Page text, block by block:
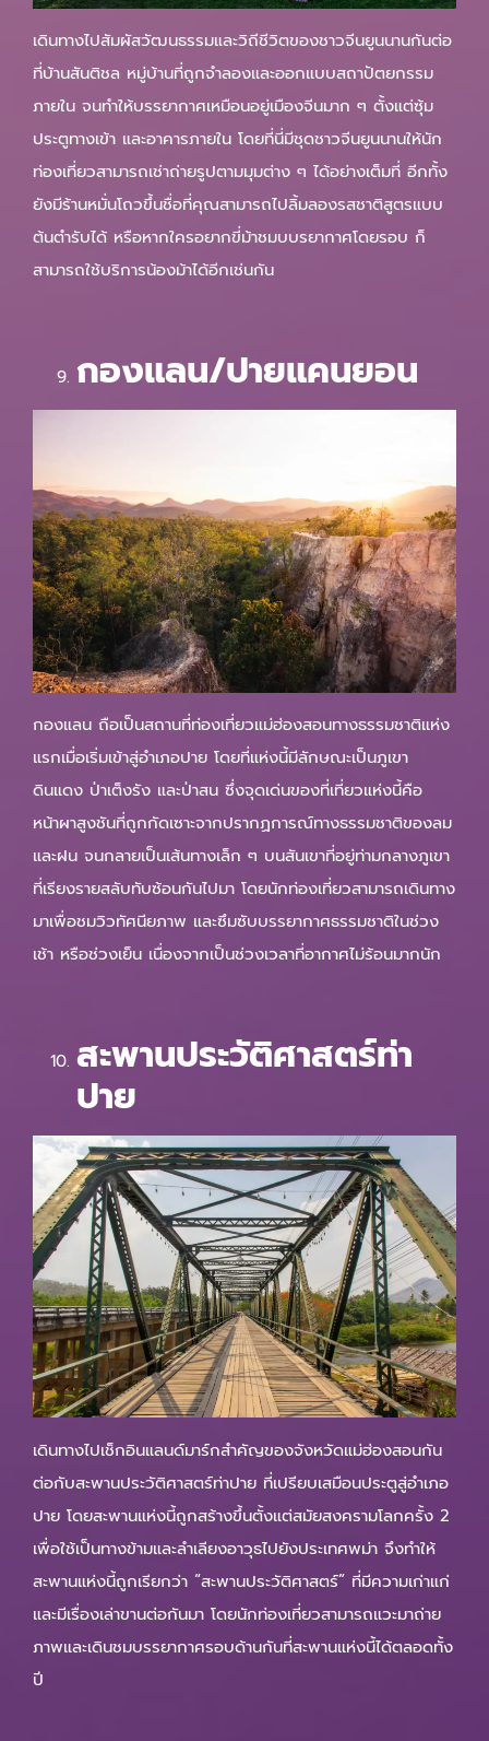
เดินทางไปสัมผัสวัฒนธรรมและวิถีชีวิตของชาวจีนยูนนานกันต่อ
ที่บ้านสันติชล หมู่บ้านที่ถูกจำลองและออกแบบสถาปัตยกรรม
ภายใน จนทำให้บรรยากาศเหมือนอยู่เมืองจีนมาก ๆ ตั้งแต่ซุ้ม
ประตูทางเข้า และอาคารภายใน โดยที่นี่มีชุดชาวจีนยูนนานให้นัก
ท่องเที่ยวสามารถเช่าถ่ายรูปตามมุมต่าง ๆ ได้อย่างเต็มที่ อีกทั้ง
ยังมีร้านหมั่นโถวขึ้นชื่อที่คุณสามารถไปลิ้มลองรสชาติสูตรแบบ
ต้นตำรับได้ หรือหากใครอยากขี่ม้าชมบบรยากาศโดยรอบ ก็
สามารถใช้บริการน้องม้าได้อีกเช่นกัน
กองแลน/ปายแคนยอน
กองแลน ถือเป็นสถานที่ท่องเที่ยวแม่ฮ่องสอนทางธรรมชาติแห่ง
แรกเมื่อเริ่มเข้าสู่อำเภอปาย โดยที่แห่งนี้มีลักษณะเป็นภูเขา
ดินแดง ป่าเต็งรัง และป่าสน ซึ่งจุดเด่นของที่เที่ยวแห่งนี้คือ
หน้าผาสูงชันที่ถูกกัดเซาะจากปรากฏการณ์ทางธรรมชาติของลม
และฝน จนกลายเป็นเส้นทางเล็ก ๆ บนสันเขาที่อยู่ท่ามกลางภูเขา
ที่เรียงรายสลับทับซ้อนกันไปมา โดยนักท่องเที่ยวสามารถเดินทาง
มาเพื่อชมวิวทัศนียภาพ และซึมซับบรรยากาศธรรมชาติในช่วง
เช้า หรือช่วงเย็น เนื่องจากเป็นช่วงเวลาที่อากาศไม่ร้อนมากนัก
สะพานประวัติศาสตร์ท่า
ปาย
เดินทางไปเช็กอินแลนด์มาร์กสำคัญของจังหวัดแม่ฮ่องสอนกัน
ต่อกับสะพานประวัติศาสตร์ท่าปาย ที่เปรียบเสมือนประตูสู่อำเภอ
ปาย โดยสะพานแห่งนี้ถูกสร้างขึ้นตั้งแต่สมัยสงครามโลกครั้ง 2
เพื่อใช้เป็นทางข้ามและลำเลียงอาวุธไปยังประเทศพม่า จึงทำให้
สะพานแห่งนี้ถูกเรียกว่า “สะพานประวัติศาสตร์” ที่มีความเก่าแก่
และมีเรื่องเล่าขานต่อกันมา โดยนักท่องเที่ยวสามารถแวะมาถ่าย
ภาพและเดินชมบรรยากาศรอบด้านกันที่สะพานแห่งนี้ได้ตลอดทั้ง
ปี